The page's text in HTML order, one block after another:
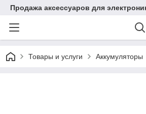
Продажа аксессуаров для
Товары и услуги Аккумуляторы